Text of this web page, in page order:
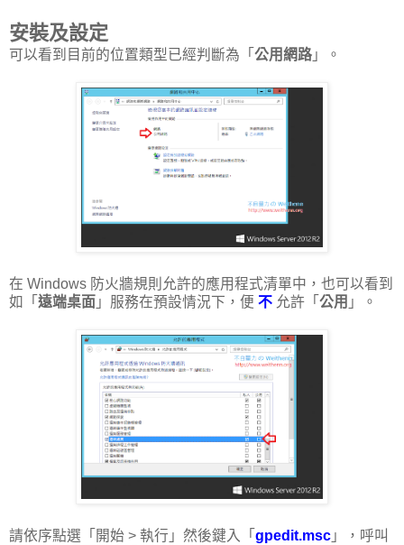
安裝及設定
可以看到目前的位置類型已經判斷為「 公用網路 」。
在 Windows 防火牆規則允許的應用程式清單中，也可以看到
如「 遠端桌面 」服務在預設情況下，便 不 允許「 公用 」。
請依序點選「開始 > 執行」然後鍵入「 gpedit.msc 」，呼叫